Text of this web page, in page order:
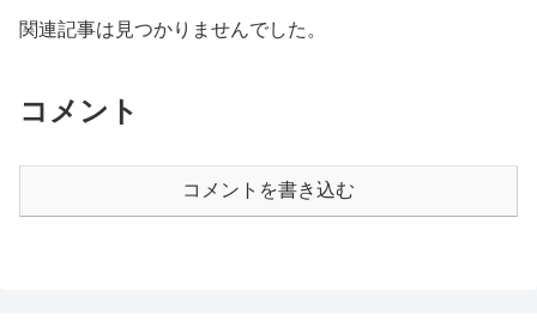
関連記事は見つかりませんでした。
コメント
コメントを書き込む